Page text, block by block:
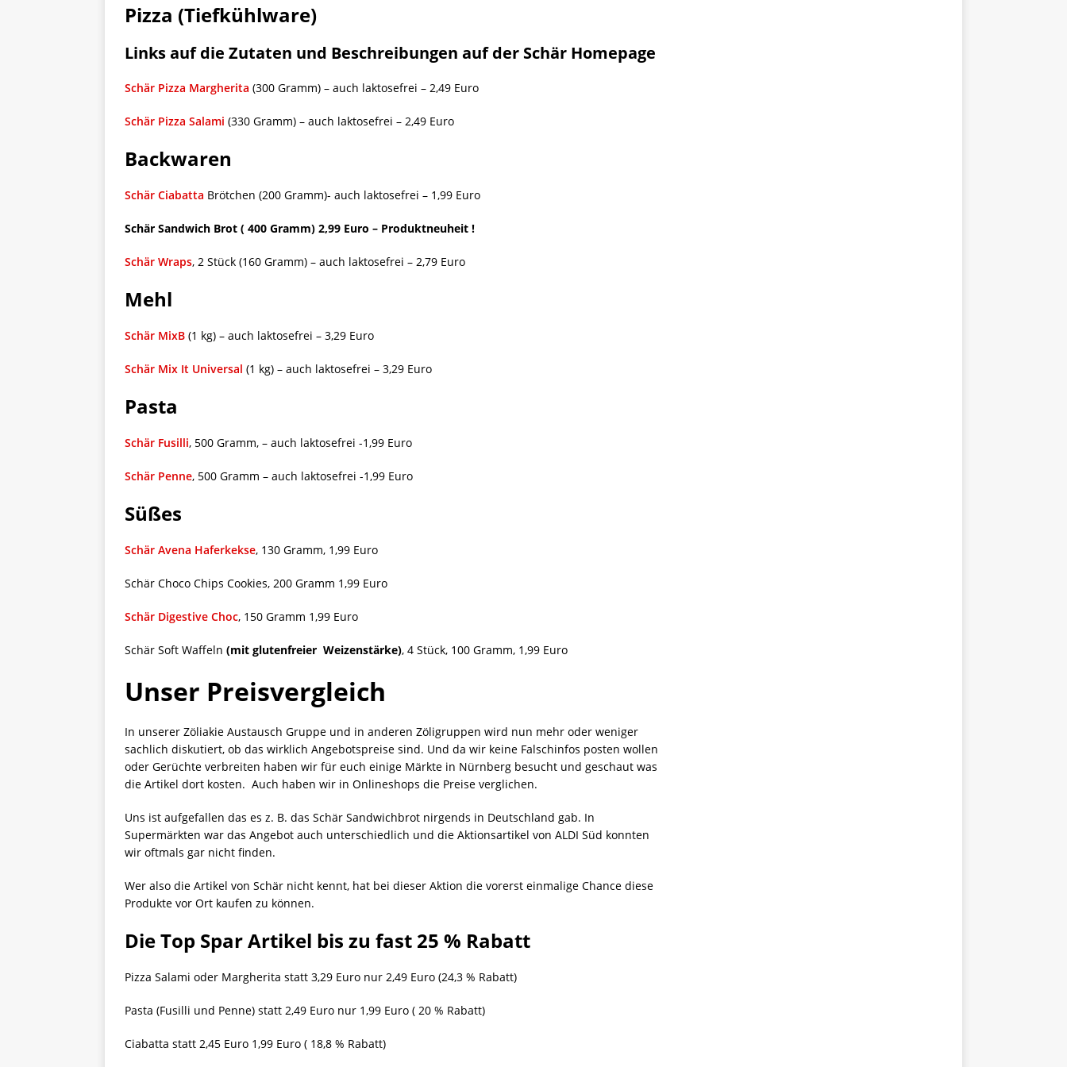
Pizza (Tiefkühlware)
Links auf die Zutaten und Beschreibungen auf der Schär Homepage
Schär Pizza Margherita (300 Gramm) – auch laktosefrei – 2,49 Euro
Schär Pizza Salami (330 Gramm) – auch laktosefrei – 2,49 Euro
Backwaren
Schär Ciabatta Brötchen (200 Gramm)- auch laktosefrei – 1,99 Euro
Schär Sandwich Brot ( 400 Gramm) 2,99 Euro – Produktneuheit !
Schär Wraps, 2 Stück (160 Gramm) – auch laktosefrei – 2,79 Euro
Mehl
Schär MixB (1 kg) – auch laktosefrei – 3,29 Euro
Schär Mix It Universal (1 kg) – auch laktosefrei – 3,29 Euro
Pasta
Schär Fusilli, 500 Gramm, – auch laktosefrei -1,99 Euro
Schär Penne, 500 Gramm – auch laktosefrei -1,99 Euro
Süßes
Schär Avena Haferkekse, 130 Gramm, 1,99 Euro
Schär Choco Chips Cookies, 200 Gramm 1,99 Euro
Schär Digestive Choc, 150 Gramm 1,99 Euro
Schär Soft Waffeln (mit glutenfreier Weizenstärke), 4 Stück, 100 Gramm, 1,99 Euro
Unser Preisvergleich
In unserer Zöliakie Austausch Gruppe und in anderen Zöligruppen wird nun mehr oder weniger
sachlich diskutiert, ob das wirklich Angebotspreise sind. Und da wir keine Falschinfos posten wollen
oder Gerüchte verbreiten haben wir für euch einige Märkte in Nürnberg besucht und geschaut was
die Artikel dort kosten. Auch haben wir in Onlineshops die Preise verglichen.
Uns ist aufgefallen das es z. B. das Schär Sandwichbrot nirgends in Deutschland gab. In
Supermärkten war das Angebot auch unterschiedlich und die Aktionsartikel von ALDI Süd konnten
wir oftmals gar nicht finden.
Wer also die Artikel von Schär nicht kennt, hat bei dieser Aktion die vorerst einmalige Chance diese
Produkte vor Ort kaufen zu können.
Die Top Spar Artikel bis zu fast 25 % Rabatt
Pizza Salami oder Margherita statt 3,29 Euro nur 2,49 Euro (24,3 % Rabatt)
Pasta (Fusilli und Penne) statt 2,49 Euro nur 1,99 Euro ( 20 % Rabatt)
Ciabatta statt 2,45 Euro 1,99 Euro ( 18,8 % Rabatt)